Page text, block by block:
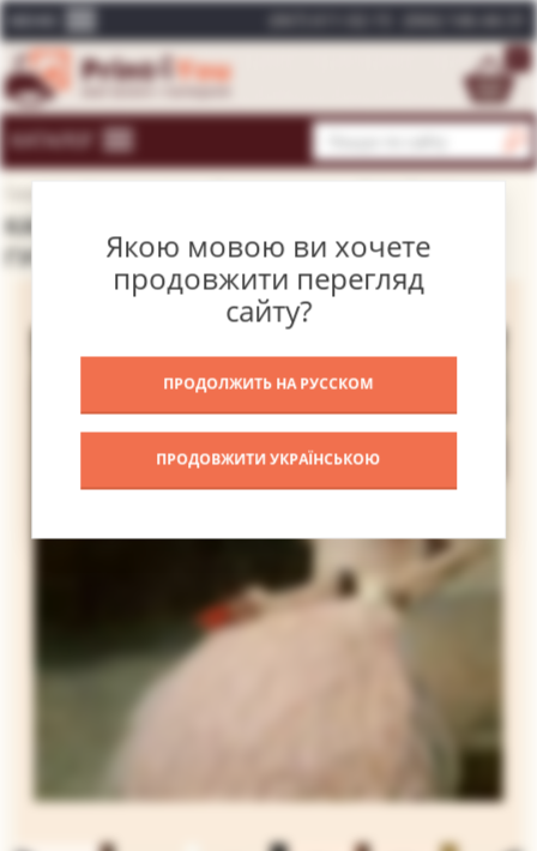
Якою мовою ви хочете
продовжити перегляд
сайту?
ПРОДОЛЖИТЬ НА РУССКОМ
ПРОДОВЖИТИ УКРАЇНСЬКОЮ
КАТАЛОГ
КАРТИНА ПОРТРЕТ СОНІ КНІПС – КЛІМТ
ГУСТАВ